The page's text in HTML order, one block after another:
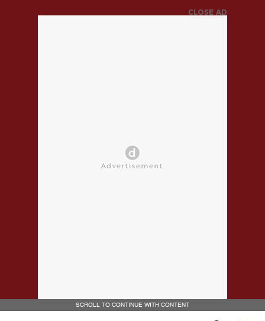
CLOSE AD
SCROLL TO CONTINUE WITH CONTENT